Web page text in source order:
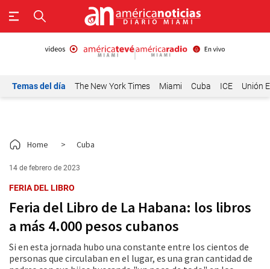
Temas del día The New York Times Miami Cuba ICE Unión
Home > Cuba
14 de febrero de 2023
FERIA DEL LIBRO
Feria del Libro de La Habana: los libros
a más 4.000 pesos cubanos
Si en esta jornada hubo una constante entre los cientos de
personas que circulaban en el lugar, es una gran cantidad de